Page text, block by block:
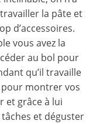
la pâte et
d’accessoires.
vous avez la
au bol pour
qu’il travaille
pour montrer vos
et grâce à lui
et déguster